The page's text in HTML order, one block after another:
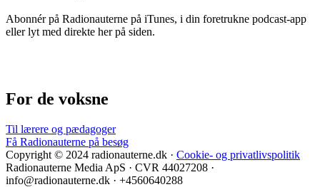
Abonnér på Radionauterne på iTunes, i din foretrukne podcast-app
eller lyt med direkte her på siden.
For de voksne
Til lærere og pædagoger
Få Radionauterne på besøg
Copyright © 2024 radionauterne.dk · Cookie- og privatlivspolitik
Radionauterne Media ApS · CVR 44027208 ·
info@radionauterne.dk · +4560640288